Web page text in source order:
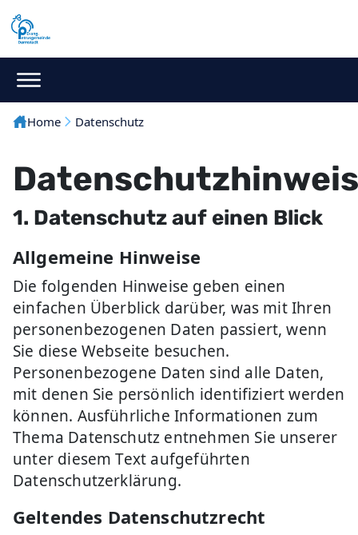
Home Datenschutz
1. Datenschutz auf einen Blick
Allgemeine Hinweise
Die folgenden Hinweise geben einen
einfachen Überblick darüber, was mit Ihren
personenbezogenen Daten passiert, wenn
Sie diese Webseite besuchen.
Personenbezogene Daten sind alle Daten,
mit denen Sie persönlich identifiziert werden
können. Ausführliche Informationen zum
Thema Datenschutz entnehmen Sie unserer
unter diesem Text aufgeführten
Datenschutzerklärung.
Geltendes Datenschutzrecht